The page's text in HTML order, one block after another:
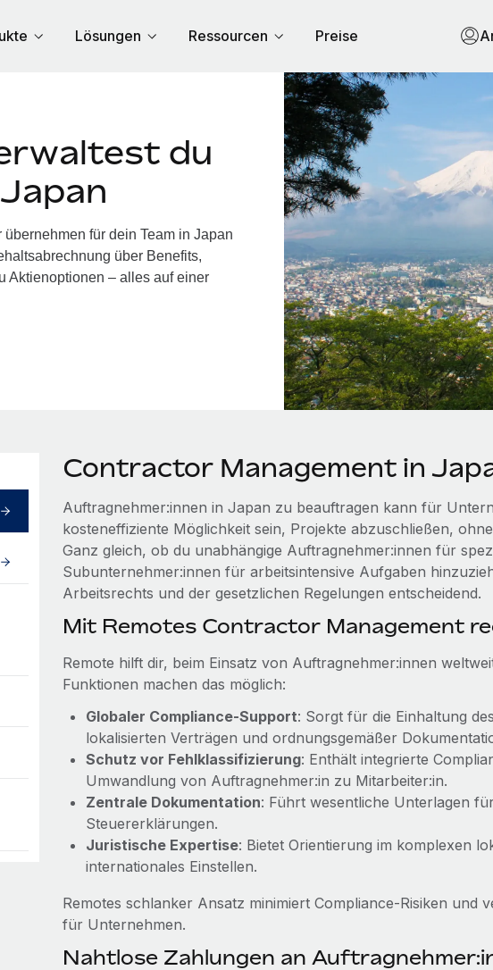
Lösungen Ressourcen Preise
du
für dein Team in Japan
über Benefits,
Aktienoptionen – alles auf einer
Contractor Management in
Auftragnehmer:innen in Japan zu beauftragen kann für
kosteneffiziente Möglichkeit sein, Projekte abzuschließen,
Ganz gleich, ob du unabhängige Auftragnehmer:innen für
Subunternehmer:innen für arbeitsintensive Aufgaben
Arbeitsrechts und der gesetzlichen Regelungen entscheidend.
Mit Remotes Contractor Management
Remote hilft dir, beim Einsatz von Auftragnehmer:innen
Funktionen machen das möglich:
Globaler Compliance‑Support: Sorgt für die Einhaltung
lokalisierten Verträgen und ordnungsgemäßer
Schutz vor Fehlklassifizierung: Enthält integrierte
Umwandlung von Auftragnehmer:in zu Mitarbeiter:in.
Zentrale Dokumentation: Führt wesentliche Unterlagen
Steuererklärungen.
Juristische Expertise: Bietet Orientierung im komplexen
internationales Einstellen.
Remotes schlanker Ansatz minimiert Compliance‑Risiken und
für Unternehmen.
Nahtlose Zahlungen an